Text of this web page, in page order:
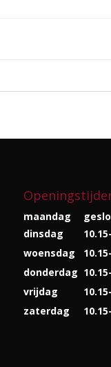
maandag
dinsdag
woensdag
donderdag
vrijdag
zaterdag